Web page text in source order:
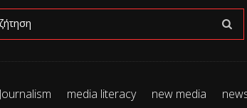
Journalism media literacy new media